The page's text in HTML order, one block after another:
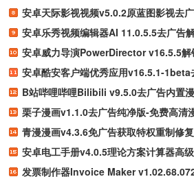
安卓天际影视视频v5.0.2原蓝图影视去
安卓乐秀视频编辑器AI 11.0.5.5去广告
安卓威力导演PowerDirector v16.5.5解
安卓酷安客户端优秀应用v16.5.1-1beta
B站哔哩哔哩Bilibili v9.5.0去广告内置
栗子漫画v1.1.0去广告纯净版-免费高清
青漫漫画v4.3.6免广告获取特权重制修
安卓电工手册v4.0.5理论方案计算器高
发票制作器Invoice Maker